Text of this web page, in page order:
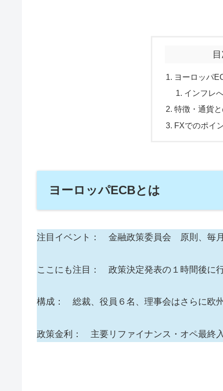
ヨーロッパ
インフレ
特徴・通貨
FXでのポイ
ヨーロッパECBとは
注目イベント： 金融政策委員会 原則、毎
ここにも注目： 政策決定発表の１時間後に
構成： 総裁、役員６名、理事会はさらに欧
政策金利： 主要リファイナンス・オペ最終